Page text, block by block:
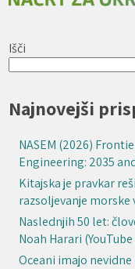
Išči
Najnovejši
NASEM (2026)
Engineering: 2035
Kitajska je pravkar
razsoljevanje morske
Naslednjih 50 let:
Noah Harari
Oceani imajo nevidne